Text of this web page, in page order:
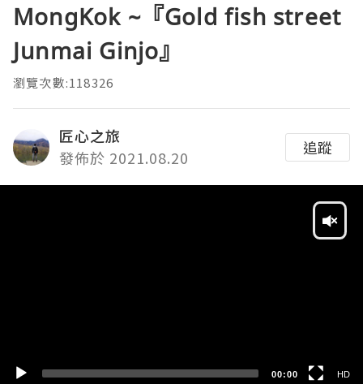
MongKok ~『Gold fish street
Junmai Ginjo』
瀏覽次數:118326
匠心之旅
發佈於 2021.08.20
追蹤
00:00 HD